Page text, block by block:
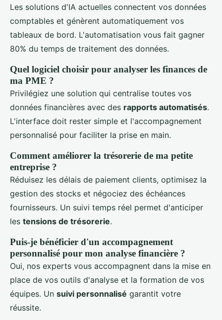
Les solutions d'IA actuelles connectent vos données
comptables et génèrent automatiquement vos
tableaux de bord. L'automatisation vous fait gagner
80% du temps de traitement des données.
Quel logiciel choisir pour analyser les finances de
ma PME ?
Privilégiez une solution qui centralise toutes vos
données financières avec des rapports automatisés.
L'interface doit rester simple et l'accompagnement
personnalisé pour faciliter la prise en main.
Comment améliorer la trésorerie de ma petite
entreprise ?
Réduisez les délais de paiement clients, optimisez la
gestion des stocks et négociez des échéances
fournisseurs. Un suivi temps réel permet d'anticiper
les tensions de trésorerie.
Puis-je bénéficier d'un accompagnement
personnalisé pour mon analyse financière ?
Oui, nos experts vous accompagnent dans la mise en
place de vos outils d'analyse et la formation de vos
équipes. Un suivi personnalisé garantit votre
réussite.